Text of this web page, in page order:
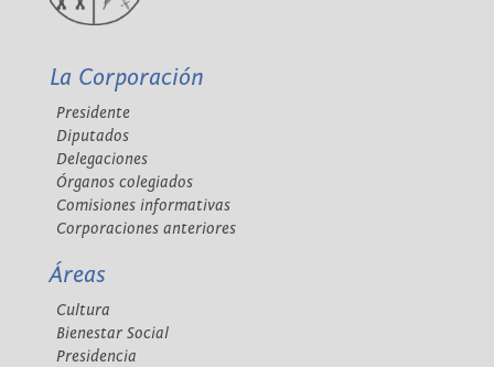
La Corporación
Presidente
Diputados
Delegaciones
Órganos colegiados
Comisiones informativas
Corporaciones anteriores
Áreas
Cultura
Bienestar Social
Presidencia